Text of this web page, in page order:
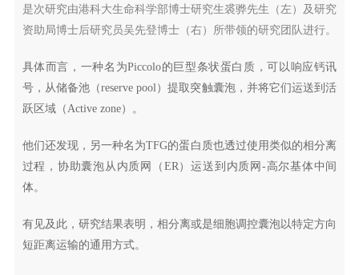
是次研究由港科大生命科学部博士研究生裘骅先生（左）及研究
资助局博士后研究员吴先登博士（右）所带领的研究团队进行。
具体而言，一种名为Piccolo的巨型条状蛋白质，可以响应钙讯
号，从储备池（reserve pool）提取突触囊泡，并将它们运送到活
跃区域（Active zone）。
他们还发现，另一种名为TFG的蛋白质也透过使用类似的相分离
过程，协助囊泡从内质网（ER）运送到内质网-高尔基体中间
体。
有见及此，研究结果表明，相分离或是细胞调控囊泡以特定方向
短距离运输的通用方式。